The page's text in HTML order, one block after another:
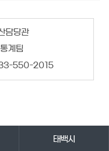
담당관
계팀
550-2015
태백시